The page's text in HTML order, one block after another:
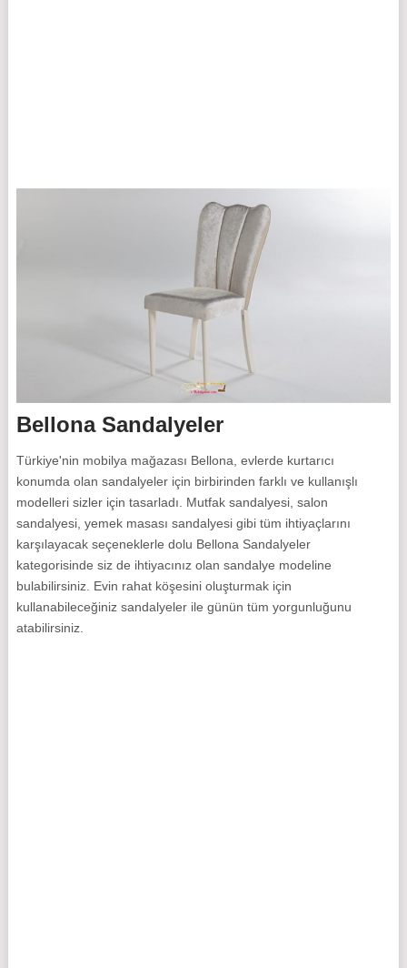
Bellona Sandalyeler
Türkiye'nin mobilya mağazası Bellona, evlerde kurtarıcı
konumda olan sandalyeler için birbirinden farklı ve kullanışlı
modelleri sizler için tasarladı. Mutfak sandalyesi, salon
sandalyesi, yemek masası sandalyesi gibi tüm ihtiyaçlarını
karşılayacak seçeneklerle dolu Bellona Sandalyeler
kategorisinde siz de ihtiyacınız olan sandalye modeline
bulabilirsiniz. Evin rahat köşesini oluşturmak için
kullanabileceğiniz sandalyeler ile günün tüm yorgunluğunu
atabilirsiniz.